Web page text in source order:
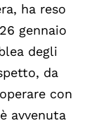
ha reso
gennaio
degli
da
con
avvenuta